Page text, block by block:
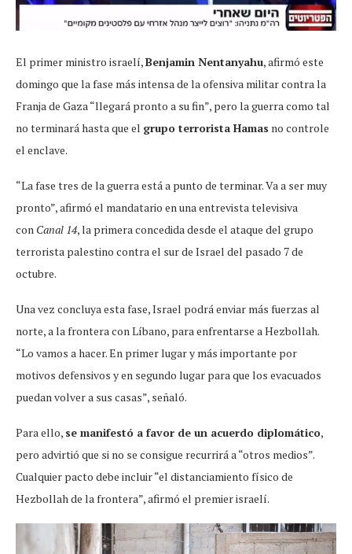
El primer ministro israelí,Benjamin Nentanyahu, afirmó este
domingo que la fase más intensa de la ofensiva militar contra la
Franja de Gaza “llegará pronto a su fin”, pero la guerra como tal
no terminará hasta que el grupo terrorista Hamas no controle
el enclave.
“La fase tres de la guerra está a punto de terminar. Va a ser muy
pronto”, afirmó el mandatario en una entrevista televisiva
con Canal 14, la primera concedida desde el ataque del grupo
terrorista palestino contra el sur de Israel del pasado 7 de
octubre.
Una vez concluya esta fase, Israel podrá enviar más fuerzas al
norte, a la frontera con Líbano, para enfrentarse a Hezbollah.
“Lo vamos a hacer. En primer lugar y más importante por
motivos defensivos y en segundo lugar para que los evacuados
puedan volver a sus casas”, señaló.
Para ello, se manifestó a favor de un acuerdo diplomático,
pero advirtió que si no se consigue recurrirá a “otros medios”.
Cualquier pacto debe incluir “el distanciamiento físico de
Hezbollah de la frontera”, afirmó el premier israelí.